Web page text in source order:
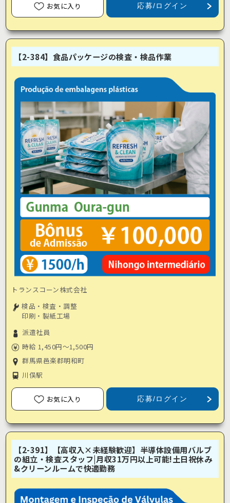
お気に入り 応募/ログイン
【2-384】食品パッケージの検査・検品作業
トランスコーン株式会社
検品・検査・調整
印刷・製紙工場
派遣社員
時給 1,450円～1,500円
群馬県邑楽郡明和町
川俣駅
お気に入り 応募/ログイン
【2-391】【高収入×未経験歓迎】半導体設備用バルブ
の組立・検査スタッフ|月収31万円以上可能!土日祝休み
&クリーンルームで快適勤務